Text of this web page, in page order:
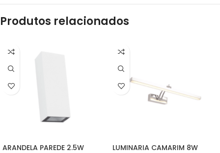
4X DER$28,61COM
R$114,44
R$ R$
Produtos relacionados
ARANDELA PAREDE 2.5W
LUMINARIA CAMARIM 8W